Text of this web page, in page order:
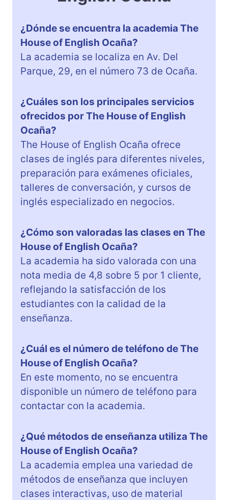
¿Dónde se encuentra la academia The
House of English Ocaña?
La academia se localiza en Av. Del
Parque, 29, en el número 73 de Ocaña.
¿Cuáles son los principales servicios
ofrecidos por The House of English
Ocaña?
The House of English Ocaña ofrece
clases de inglés para diferentes niveles,
preparación para exámenes oficiales,
talleres de conversación, y cursos de
inglés especializado en negocios.
¿Cómo son valoradas las clases en The
House of English Ocaña?
La academia ha sido valorada con una
nota media de 4,8 sobre 5 por 1 cliente,
reflejando la satisfacción de los
estudiantes con la calidad de la
enseñanza.
¿Cuál es el número de teléfono de The
House of English Ocaña?
En este momento, no se encuentra
disponible un número de teléfono para
contactar con la academia.
¿Qué métodos de enseñanza utiliza The
House of English Ocaña?
La academia emplea una variedad de
métodos de enseñanza que incluyen
clases interactivas, uso de material